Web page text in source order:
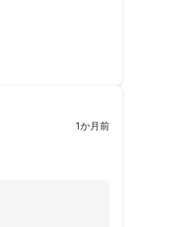
絡とフォローを頂
1か月前